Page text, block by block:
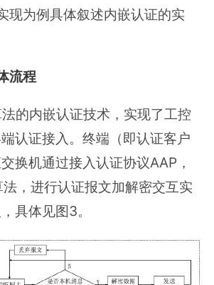
现为例具体叙述内嵌认证的实
流程
的内嵌认证技术，实现了工控
认证接入。终端（即认证客户
换机通过接入认证协议AAP，
，进行认证报文加解密交互实
，具体见图3。